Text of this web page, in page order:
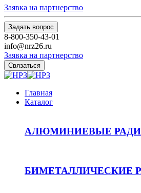
Заявка на партнерство
Задать вопрос
8-800-350-43-01
info@nrz26.ru
Заявка на партнерство
Связаться
Главная
Каталог
АЛЮМИНИЕВЫЕ
БИМЕТАЛЛИЧЕСКИЕ